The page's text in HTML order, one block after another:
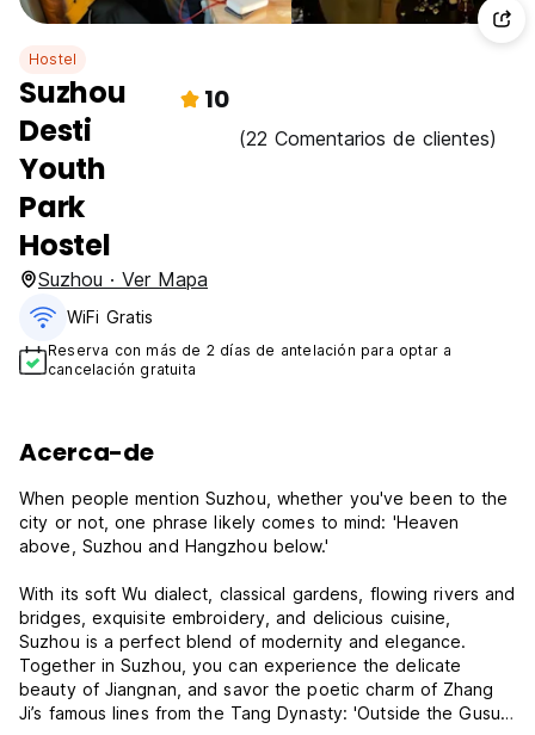
Hostel
Suzhou
Desti
Youth
Park
Hostel
10
(22 Comentarios de clientes)
Suzhou · Ver Mapa
WiFi Gratis
Reserva con más de 2 días de antelación para optar a
cancelación gratuita
Acerca-de
When people mention Suzhou, whether you've been to the
city or not, one phrase likely comes to mind: 'Heaven
above, Suzhou and Hangzhou below.'
With its soft Wu dialect, classical gardens, flowing rivers and
bridges, exquisite embroidery, and delicious cuisine,
Suzhou is a perfect blend of modernity and elegance.
Together in Suzhou, you can experience the delicate
beauty of Jiangnan, and savor the poetic charm of Zhang
Ji’s famous lines from the Tang Dynasty: 'Outside the Gusu